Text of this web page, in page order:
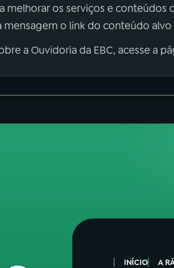
melhorar os serviços e
mensagem o link do conteúdo
a Ouvidoria da EBC, acesse a
INÍCIO A